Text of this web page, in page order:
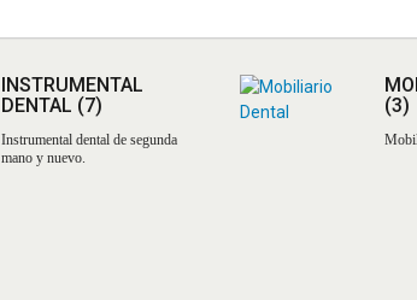
INSTRUMENTAL
DENTAL (7)
Instrumental dental de segunda
mano y nuevo.
(3)